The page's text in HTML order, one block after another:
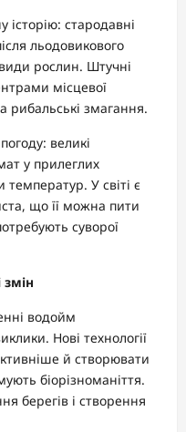
стародавні
льодовикового
види рослин. Штучні
місцевої
рибальські змагання.
великі
у прилеглих
У світі є
що її можна пити
суворої
водойм
Нові технології
й створювати
біорізноманіття.
берегів і створення